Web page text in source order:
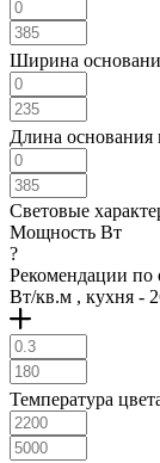
янтарный (
черный,
Ширина
Длина основания
Световые
Мощность Вт
?
Рекомендации по
Вт/кв.м , кухня -
Температура